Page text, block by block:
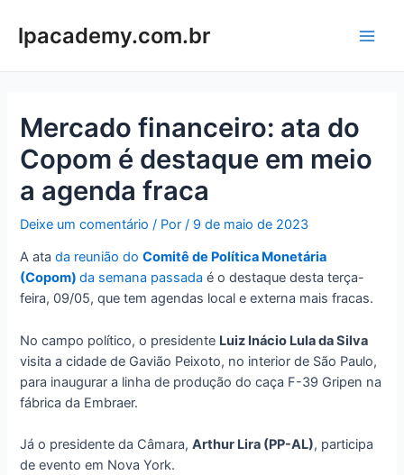
paralpacademy.com.br
Mercado financeiro: ata do
Copom é destaque em meio
a agenda fraca
Deixe um comentário / Por/ 9 de maio de 2023
A atada reunião doComitê de Política Monetária
(Copom)da semana passada é o destaque desta terça-
feira, 09/05, que tem agendas local e externa mais fracas.
No campo político, o presidente Luiz Inácio Lula da Silva
visita a cidade de Gavião Peixoto, no interior de São Paulo,
para inaugurar a linha de produção do caça F-39 Gripen na
fábrica da Embraer.
Já o presidente da Câmara,Arthur Lira (PP-AL), participa
de evento em Nova York.